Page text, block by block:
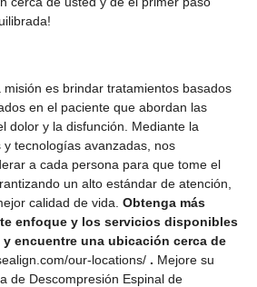
es brindar tratamientos basados
en el paciente que abordan las
dolor y la disfunción. Mediante la
tecnologías avanzadas, nos
a cada persona para que tome el
un alto estándar de atención,
calidad de vida. Obtenga más
enfoque y los servicios disponibles
y encuentre una ubicación cerca de
our-locations/ . Mejore su
de Descompresión Espinal de